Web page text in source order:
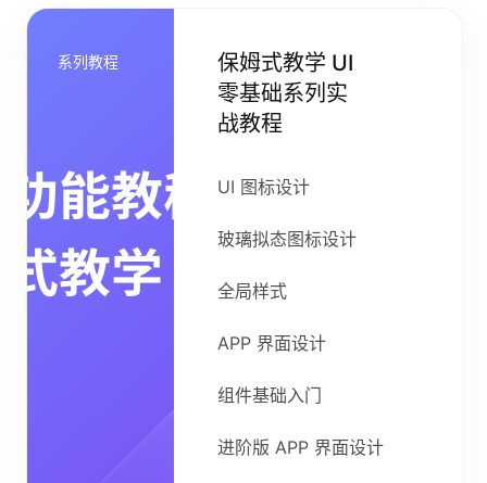
系列教程
保姆式教学 UI
零基础系列实
战教程
UI 图标设计
玻璃拟态图标设计
全局样式
APP 界面设计
组件基础入门
进阶版 APP 界面设计